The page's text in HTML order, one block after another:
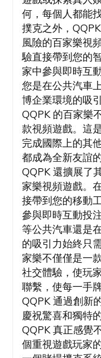
何，每個人都能
撲克之外，
風險的百家樂視
驗直接帶到您的
家中參與即時互
您是在公共汽車
博企業環境的吸
QQPK 的百家樂
款視頻遊戲。這
完成國際上的其
都成為全新友誼
QQPK 還擴展了
家樂視頻遊戲。
接帶到您的移動
參與即時互動投
等公共汽車還是
的吸引力始終只
家樂不僅僅是一
社交體驗，使玩
聯繫，使每一手
QQPK 通過創新
慶祝驚喜和獨特
QQPK 真正感覺
個重視遊戲玩家